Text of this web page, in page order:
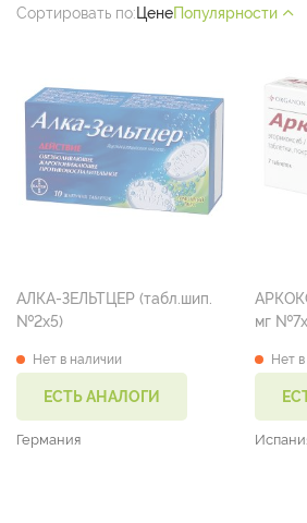
Сортировать по: ЦенеПопулярности
АЛКА-ЗЕЛЬТЦЕР (табл.шип.
№2х5)
Нет в наличии
ЕСТЬ АНАЛОГИ
Германия
мг
Нет